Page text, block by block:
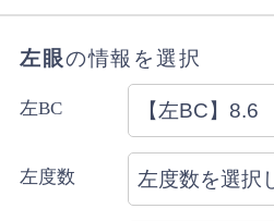
ゆうパケットの規定のサイズを
詳細・ご注意事項はご利用ガイ
ご注文内容により上記と異なる
配送方法のご指定はできません。
左眼の情報を選択
左BC
左度数